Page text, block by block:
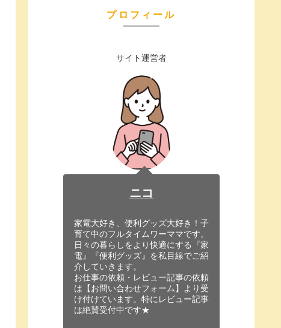
プロフィール
サイト運営者
ニコ
家電大好き、便利グッズ大好き！子
育て中のフルタイムワーママです。
日々の暮らしをより快適にする『家
電』『便利グッズ』を私目線でご紹
介していきます。
お仕事の依頼・レビュー記事の依頼
は【お問い合わせフォーム】より受
け付けています。特にレビュー記事
は絶賛受付中です★